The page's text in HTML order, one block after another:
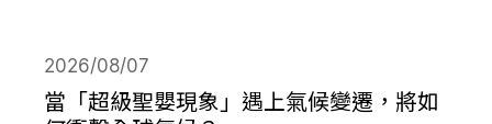
當「超級聖嬰現象」遇上氣候變遷，將如
2026/08/07